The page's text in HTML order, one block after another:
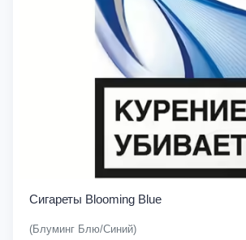
Сигареты Blooming Blue
(Блуминг Блю/Синий)